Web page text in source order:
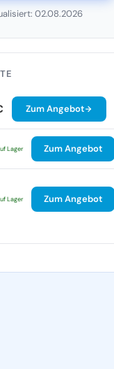
02.08.2026
Zum Angebot
Lager Zum Angebot
Lager Zum Angebot